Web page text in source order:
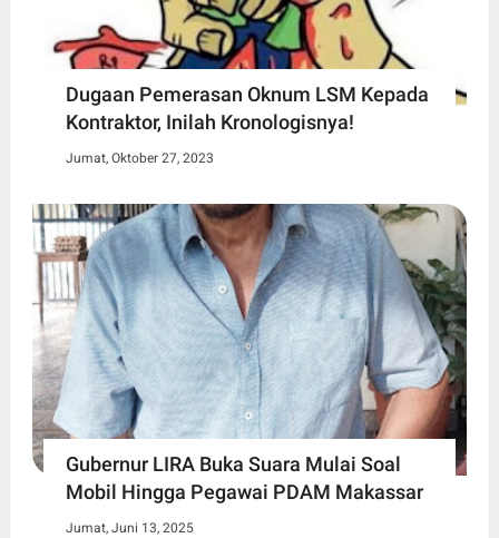
Dugaan Pemerasan Oknum LSM Kepada
Kontraktor, Inilah Kronologisnya!
Jumat, Oktober 27, 2023
Gubernur LIRA Buka Suara Mulai Soal
Mobil Hingga Pegawai PDAM Makassar
Jumat, Juni 13, 2025